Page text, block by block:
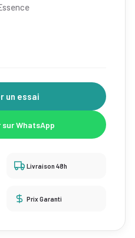
un essai
WhatsApp
Livraison 48h
Prix Garanti